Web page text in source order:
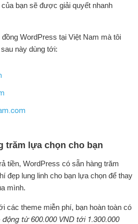
bạn sẽ được giải quyết nhanh
WordPress tại Việt Nam mà tôi
này dùng tới:
trăm lựa chọn cho bạn
tiền, WordPress có sẵn hàng trăm
đẹp lung linh cho bạn lựa chọn để thay
mình.
các theme miễn phí, bạn hoàn toàn có
động từ 600.000 VND tới 1.300.000